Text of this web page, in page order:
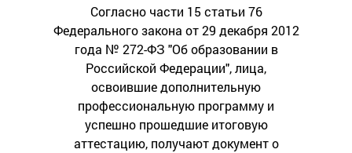
Согласно части 15 статьи 76
Федерального закона от 29 декабря 2012
года № 272-ФЗ "Об образовании в
Российской Федерации", лица,
освоившие дополнительную
профессиональную программу и
успешно прошедшие итоговую
аттестацию, получают документ о